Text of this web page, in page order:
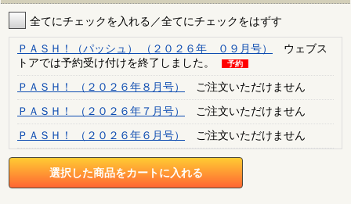
全てにチェックを入れる／全てにチェックをはずす
ＰＡＳＨ！（パッシュ） （２０２６年 ０９月号）
ウェブス
トアでは予約受け付けを終了しました。
予約
ＰＡＳＨ！ （２０２６年８月号）
ご注文いただけません
ＰＡＳＨ！ （２０２６年７月号）
ご注文いただけません
ＰＡＳＨ！ （２０２６年６月号）
ご注文いただけません